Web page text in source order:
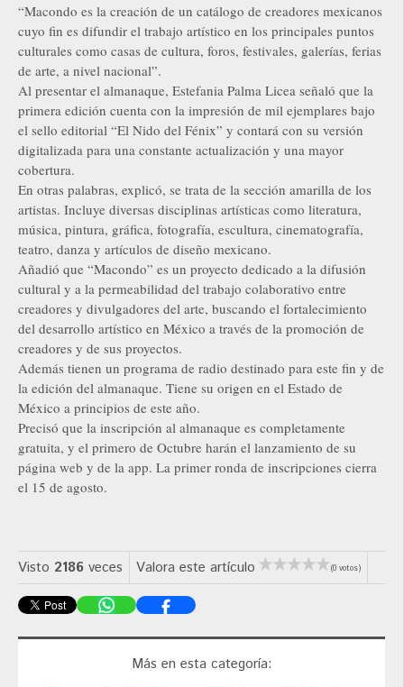
“Macondo es la creación de un catálogo de creadores mexicanos
cuyo fin es difundir el trabajo artístico en los principales puntos
culturales como casas de cultura, foros, festivales, galerías, ferias
de arte, a nivel nacional”.
Al presentar el almanaque, Estefania Palma Licea señaló que la
primera edición cuenta con la impresión de mil ejemplares bajo
el sello editorial “El Nido del Fénix” y contará con su versión
digitalizada para una constante actualización y una mayor
cobertura.
En otras palabras, explicó, se trata de la sección amarilla de los
artistas. Incluye diversas disciplinas artísticas como literatura,
música, pintura, gráfica, fotografía, escultura, cinematografía,
teatro, danza y artículos de diseño mexicano.
Añadió que “Macondo” es un proyecto dedicado a la difusión
cultural y a la permeabilidad del trabajo colaborativo entre
creadores y divulgadores del arte, buscando el fortalecimiento
del desarrollo artístico en México a través de la promoción de
creadores y de sus proyectos.
Además tienen un programa de radio destinado para este fin y de
la edición del almanaque. Tiene su origen en el Estado de
México a principios de este año.
Precisó que la inscripción al almanaque es completamente
gratuita, y el primero de Octubre harán el lanzamiento de su
página web y de la app. La primer ronda de inscripciones cierra
el 15 de agosto.
Visto 2186 veces Valora este artículo (0 votos)
Más en esta categoría: